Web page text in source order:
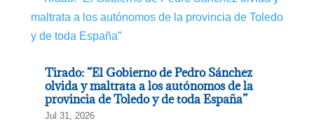
Tirado: “El Gobierno de Pedro Sánchez
olvida y maltrata a los autónomos de la
provincia de Toledo y de toda España”
Jul 31, 2026